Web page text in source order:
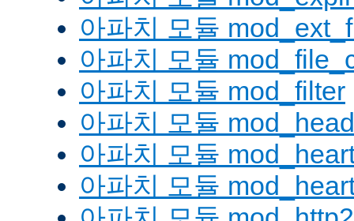
아파치 모듈
아파치 모듈
아파치 모듈 mod_filter
아파치 모듈
아파치 모듈
아파치 모듈